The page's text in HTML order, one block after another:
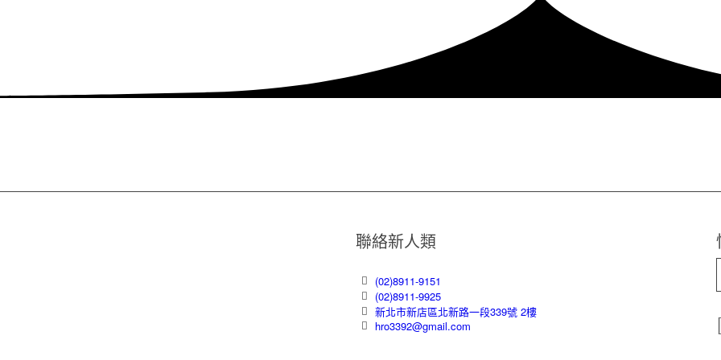
聯絡新人類
(02)8911-9151
(02)8911-9925
新北市新店區北新路一段339號 2樓
hro3392@gmail.com